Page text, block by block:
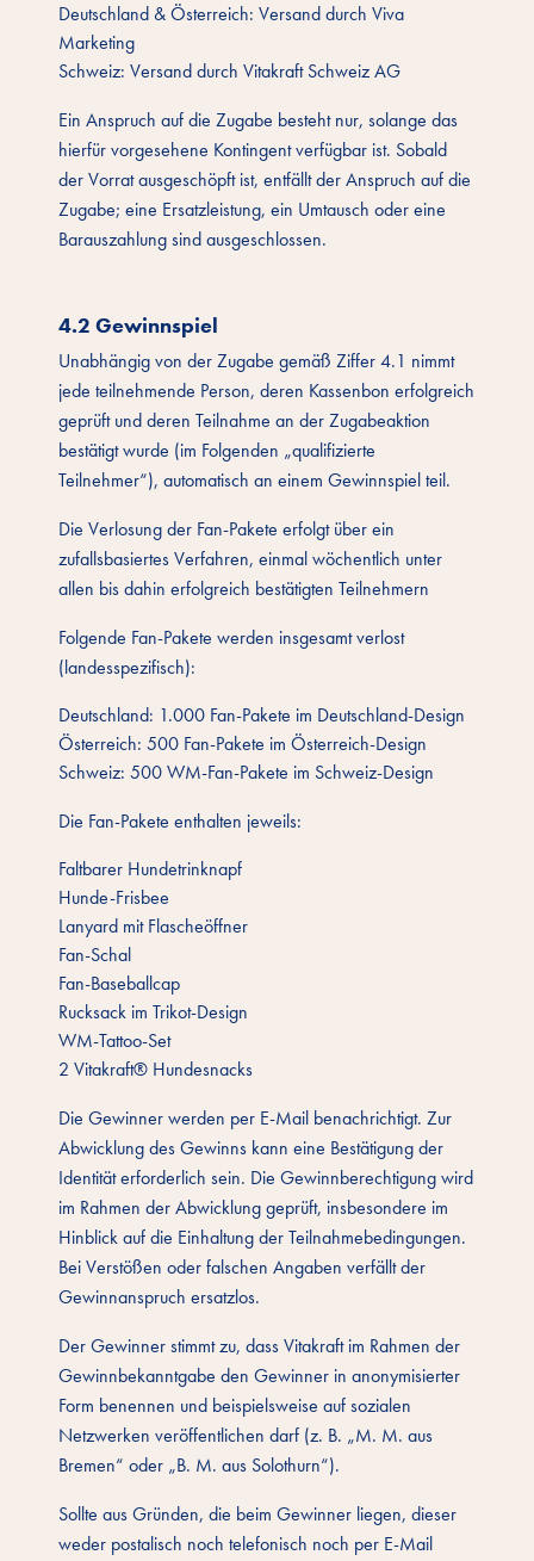
Deutschland & Österreich: Versand durch Viva
Marketing
Schweiz: Versand durch Vitakraft Schweiz AG
Ein Anspruch auf die Zugabe besteht nur, solange das
hierfür vorgesehene Kontingent verfügbar ist. Sobald
der Vorrat ausgeschöpft ist, entfällt der Anspruch auf die
Zugabe; eine Ersatzleistung, ein Umtausch oder eine
Barauszahlung sind ausgeschlossen.
4.2 Gewinnspiel
Unabhängig von der Zugabe gemäß Ziffer 4.1 nimmt
jede teilnehmende Person, deren Kassenbon erfolgreich
geprüft und deren Teilnahme an der Zugabeaktion
bestätigt wurde (im Folgenden „qualifizierte
Teilnehmer“), automatisch an einem Gewinnspiel teil.
Die Verlosung der Fan-Pakete erfolgt über ein
zufallsbasiertes Verfahren, einmal wöchentlich unter
allen bis dahin erfolgreich bestätigten Teilnehmern
Folgende Fan-Pakete werden insgesamt verlost
(landesspezifisch):
Deutschland: 1.000 Fan-Pakete im Deutschland-Design
Österreich: 500 Fan-Pakete im Österreich-Design
Schweiz: 500 WM-Fan-Pakete im Schweiz-Design
Die Fan-Pakete enthalten jeweils:
Faltbarer Hundetrinknapf
Hunde-Frisbee
Lanyard mit Flascheöffner
Fan-Schal
Fan-Baseballcap
Rucksack im Trikot-Design
WM-Tattoo-Set
2 Vitakraft® Hundesnacks
Die Gewinner werden per E-Mail benachrichtigt. Zur
Abwicklung des Gewinns kann eine Bestätigung der
Identität erforderlich sein. Die Gewinnberechtigung wird
im Rahmen der Abwicklung geprüft, insbesondere im
Hinblick auf die Einhaltung der Teilnahmebedingungen.
Bei Verstößen oder falschen Angaben verfällt der
Gewinnanspruch ersatzlos.
Der Gewinner stimmt zu, dass Vitakraft im Rahmen der
Gewinnbekanntgabe den Gewinner in anonymisierter
Form benennen und beispielsweise auf sozialen
Netzwerken veröffentlichen darf (z. B. „M. M. aus
Bremen“ oder „B. M. aus Solothurn“).
Sollte aus Gründen, die beim Gewinner liegen, dieser
weder postalisch noch telefonisch noch per E-Mail